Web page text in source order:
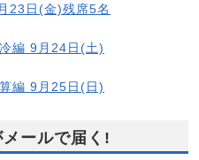
23日(金)残席5名
編 9月24日(土)
編 9月25日(日)
ールで届く!